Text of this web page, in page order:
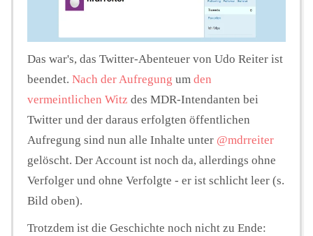
Podcast
Seminare
Unterstützen
Das war's, das Twitter-Abenteuer von Udo Reiter ist
beendet. Nach derAufregung um den
vermeintlichen Witz des MDR-Intendanten bei
Twitter und der daraus erfolgten öffentlichen
Aufregung sind nun alle Inhalte unter @mdrreiter
gelöscht. Der Account ist noch da, allerdings ohne
Verfolger und ohne Verfolgte - er ist schlicht leer (s.
Bild oben).
Trotzdem ist die Geschichte noch nicht zu Ende: